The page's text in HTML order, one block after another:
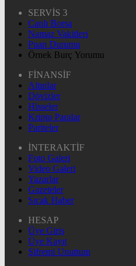
SERVİS 3
Canlı Borsa
Namaz Vakitleri
Puan Durumu
Örnek Burç Yorumu
FİNANSİF
Altınlar
Dövizler
Hisseler
Kripto Paralar
Pariteler
İNTERAKTİF
Foto Galeri
Video Galeri
Yazarlar
Gazeteler
Sıcak Haber
HESAP
Üye Giriş
Üye Kayıt
Şifremi Unuttum